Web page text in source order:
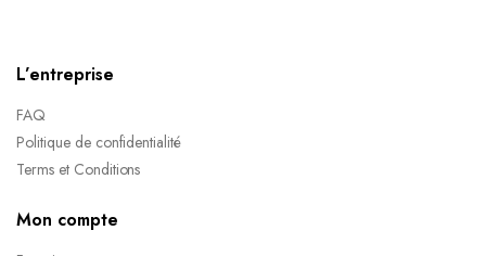
L’entreprise
FAQ
Politique de confidentialité
Terms et Conditions
Mon compte